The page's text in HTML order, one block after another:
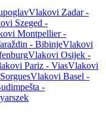
Vlakovi Zadar -
Szeged -
Montpellier -
- BibinjeVlakovi
Vlakovi Osijek -
Pariz - ViasVlakovi
Vlakovi Basel -
-